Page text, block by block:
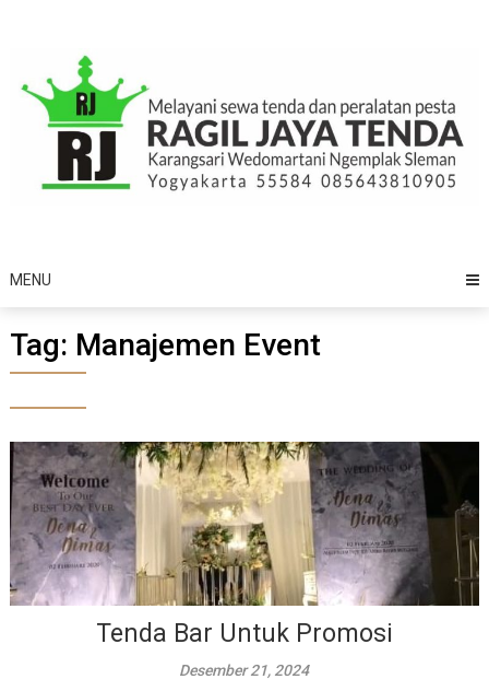
MENU
Tag: Manajemen Event
Tenda Bar Untuk Promosi
Desember 21, 2024